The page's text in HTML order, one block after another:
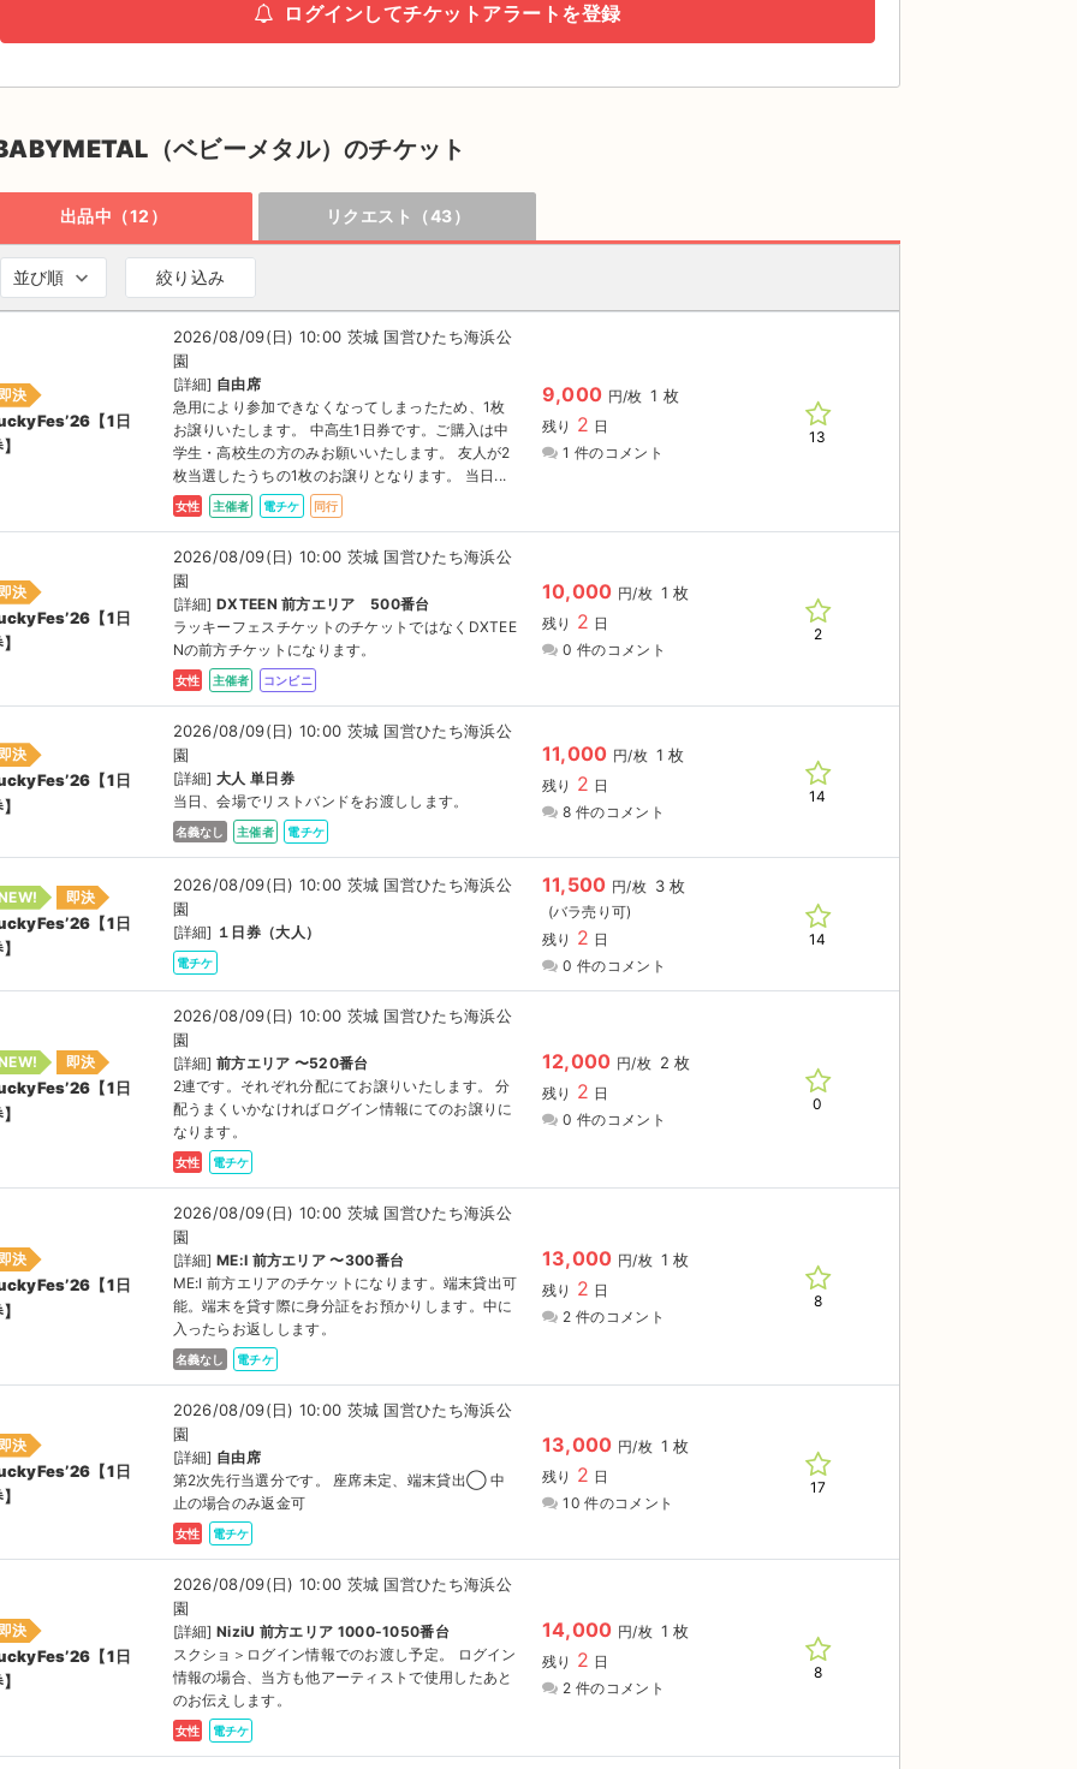
ログインしてチケットアラートを登録
（ベビーメタル）のチケット
出品中（12） リクエスト（43）
並び順 絞り込み
決
【1日
2026/08/09(日) 10:00 茨城 国営ひたち海浜公
園
[詳細] 自由席
急用により参加できなくなってしまったため、1枚
お譲りいたします。 中高生1日券です。ご購入は中
学生・高校生の方のみお願いいたします。 友人が2
枚当選したうちの1枚のお譲りとなります。 当日...
女性 主催者 電チケ 同行
9,000 円/枚 1 枚
残り 2 日
1 件のコメント
13
決
【1日
2026/08/09(日) 10:00 茨城 国営ひたち海浜公
園
[詳細]DXTEEN 前方エリア 500番台
ラッキーフェスチケットのチケットではなくDXTEE
Nの前方チケットになります。
女性 主催者 コンビニ
10,000 円/枚 1 枚
残り 2 日
0 件のコメント
2
決
【1日
2026/08/09(日) 10:00 茨城 国営ひたち海浜公
園
[詳細]大人 単日券
当日、会場でリストバンドをお渡しします。
名義なし 主催者 電チケ
11,000 円/枚 1 枚
残り 2 日
8 件のコメント
14
即決
【1日
2026/08/09(日) 10:00 茨城 国営ひたち海浜公
園
[詳細] １日券（大人）
電チケ
11,500 円/枚 3 枚
残り 2 日
0 件のコメント
14
即決
【1日
2026/08/09(日) 10:00 茨城 国営ひたち海浜公
園
[詳細]前方エリア 〜520番台
2連です。それぞれ分配にてお譲りいたします。 分
配うまくいかなければログイン情報にてのお譲りに
なります。
女性 電チケ
12,000 円/枚 2 枚
残り 2 日
0 件のコメント
0
決
【1日
2026/08/09(日) 10:00 茨城 国営ひたち海浜公
園
[詳細]ME:I 前方エリア 〜300番台
ME:I 前方エリアのチケットになります。端末貸出可
能。端末を貸す際に身分証をお預かりします。中に
入ったらお返しします。
名義なし 電チケ
13,000 円/枚 1 枚
残り 2 日
2 件のコメント
8
決
【1日
2026/08/09(日) 10:00 茨城 国営ひたち海浜公
園
[詳細] 自由席
第2次先行当選分です。 座席未定、端末貸出◯ 中
止の場合のみ返金可
女性 電チケ
13,000 円/枚 1 枚
残り 2 日
10 件のコメント
17
決
【1日
2026/08/09(日) 10:00 茨城 国営ひたち海浜公
園
[詳細]NiziU 前方エリア 1000-1050番台
スクショ＞ログイン情報でのお渡し予定。 ログイン
情報の場合、当方も他アーティストで使用したあと
のお伝えします。
女性 電チケ
14,000 円/枚 1 枚
残り 2 日
2 件のコメント
8